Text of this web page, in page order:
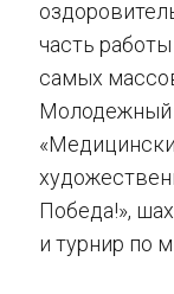
часть
самых
Молодежный
Победа!»,
и турнир по